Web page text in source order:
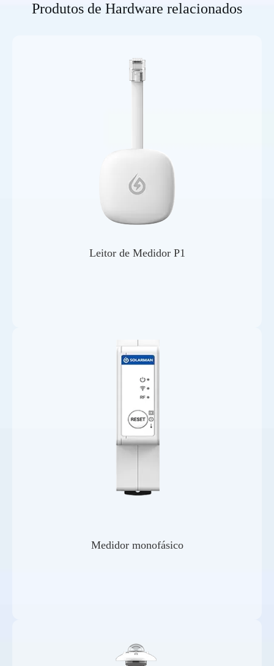
Produtos de Hardware relacionados
Leitor de Medidor P1
Medidor monofásico